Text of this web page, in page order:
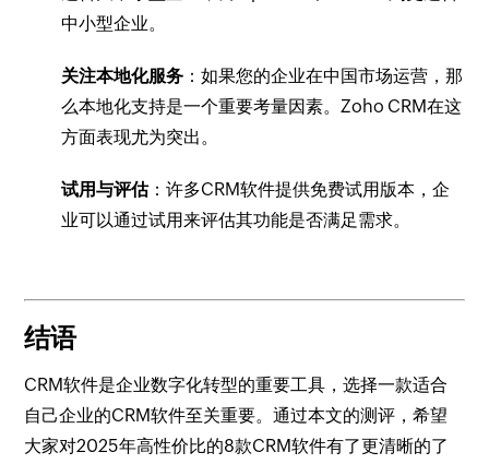
中小型企业。
关注本地化服务 ：如果您的企业在中国市场运营，那
么本地化支持是一个重要考量因素。Zoho CRM在这
方面表现尤为突出。
试用与评估：许多CRM软件提供免费试用版本，企
业可以通过试用来评估其功能是否满足需求。
结语
CRM软件是企业数字化转型的重要工具，选择一款适合
自己企业的CRM软件至关重要。通过本文的测评，希望
大家对2025年高性价比的8款CRM软件有了更清晰的了